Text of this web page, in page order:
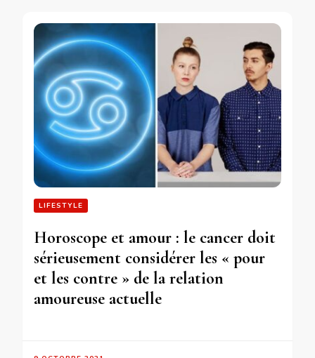
LIFESTYLE
Horoscope et amour : le cancer doit
sérieusement considérer les « pour
et les contre » de la relation
amoureuse actuelle